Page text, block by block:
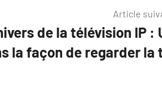
Article
de la télévision IP :
la façon de regarder la